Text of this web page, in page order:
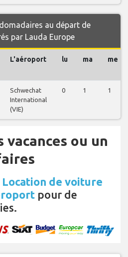
au départ de
par Lauda Europe
L'aéroport lu ma me
Schwechat
International
(VIE)
0 1 1
ou un
Location de voiture
pour de